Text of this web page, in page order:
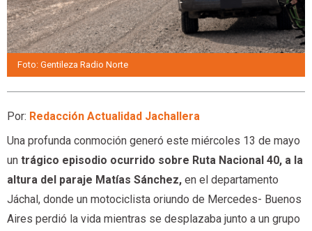
Foto: Gentileza Radio Norte
Por: Redacción Actualidad Jachallera
Una profunda conmoción generó este miércoles 13 de mayo
un trágico episodio ocurrido sobre Ruta Nacional 40, a la
altura del paraje Matías Sánchez, en el departamento
Jáchal, donde un motociclista oriundo de Mercedes- Buenos
Aires perdió la vida mientras se desplazaba junto a un grupo